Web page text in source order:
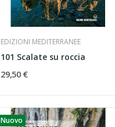
EDIZIONI MEDITERRANEE
101 Scalate su roccia
29,50 €
Nuovo